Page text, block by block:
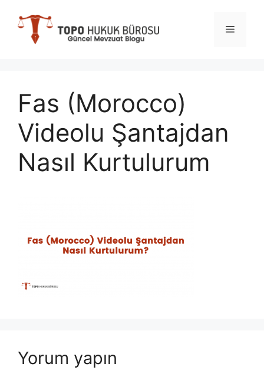
Menü
Fas (Morocco)
Videolu Şantajdan
Nasıl Kurtulurum
Yorum yapın